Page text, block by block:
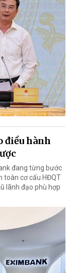
điều hành
đang từng bước
toàn cơ cấu HĐQT
lãnh đạo phù hợp